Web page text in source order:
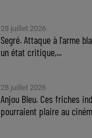
28 juillet 2026
Segré. Attaque à l'arme
un état critique,...
28 juillet 2026
Anjou Bleu. Ces friches
pourraient plaire au